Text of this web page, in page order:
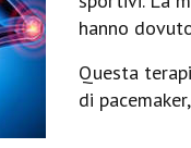
hanno
Questa
di